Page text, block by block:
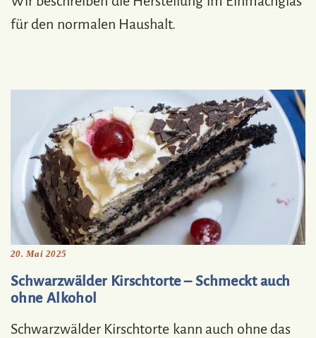
für den normalen Haushalt.
20. Mai 2025
Schwarzwälder Kirschtorte – Schmeckt auch
ohne Alkohol
Schwarzwälder Kirschtorte kann auch ohne das